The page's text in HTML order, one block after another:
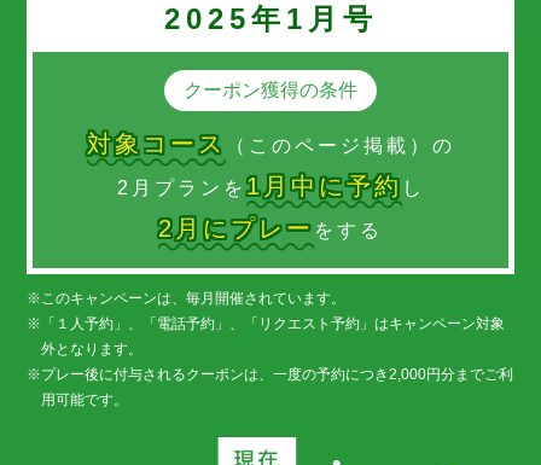
2025年1月号
クーポン獲得の条件
対象コース （このページ掲載）の
2月プランを1月中に予約 し
2月にプレー をする
このキャンペーンは、毎月開催されています。
「１人予約」、「電話予約」、「リクエスト予約」はキャンペーン対象
外となります。
プレー後に付与されるクーポンは、一度の予約につき2,000円分までご利
用可能です。